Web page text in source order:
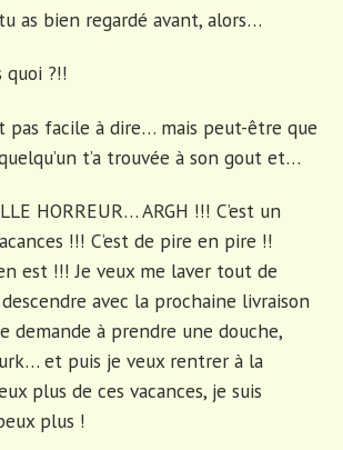
as bien regardé avant, alors…
quoi ?!!
pas facile à dire… mais peut-être que
t’a trouvée à son gout et…
HORREUR… ARGH !!! C’est un
!!! C’est de pire en pire !!
est !!! Je veux me laver tout de
descendre avec la prochaine livraison
demande à prendre une douche,
et puis je veux rentrer à la
plus de ces vacances, je suis
plus !